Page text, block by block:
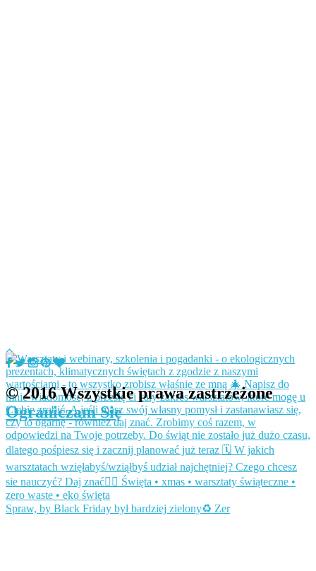
Spraw, by Black Friday był bardziej zielony♻️ Zer
© 2016 Wszystkie prawa zastrzeżone
Ograniczam Się